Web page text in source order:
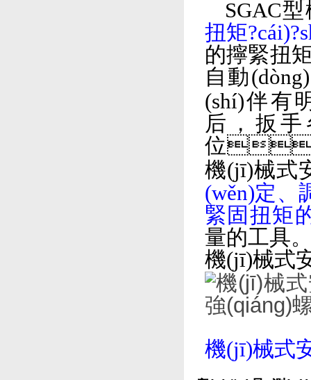
SGAC型
扭矩
的擰緊扭矩
自動
(shí)伴有
后，扳手
位
機(jī)械式
(wěn)定
緊固扭矩
量的工具
機(jī)械式
機(jī)械式